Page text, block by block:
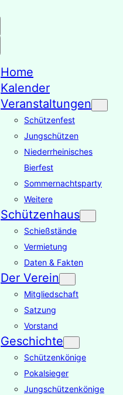
Home
Kalender
Veranstaltungen
Schützenfest
Jungschützen
Niederrheinisches
Bierfest
Sommernachtsparty
Weitere
Schützenhaus
Schießstände
Vermietung
Daten & Fakten
Der Verein
Mitgliedschaft
Satzung
Vorstand
Geschichte
Schützenkönige
Pokalsieger
Jungschützenkönige